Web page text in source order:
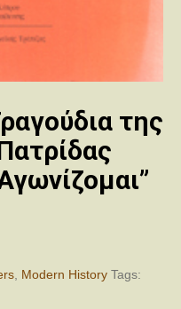
της
Modern History Tags: